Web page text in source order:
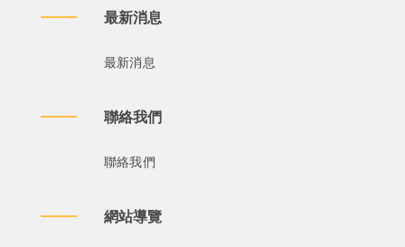
最新消息
最新消息
聯絡我們
聯絡我們
網站導覽